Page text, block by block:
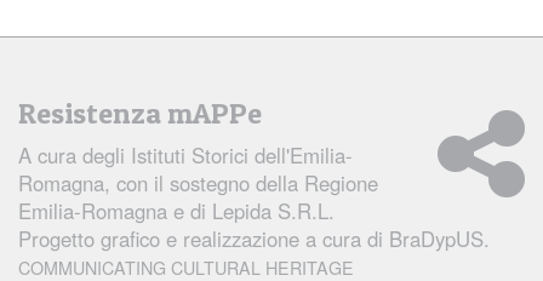
Resistenza mAPPe
A cura degli Istituti Storici dell'Emilia-
Romagna, con il sostegno della Regione
Emilia-Romagna e di Lepida S.R.L.
Progetto grafico e realizzazione a cura di BraDypUS.
COMMUNICATING CULTURAL HERITAGE